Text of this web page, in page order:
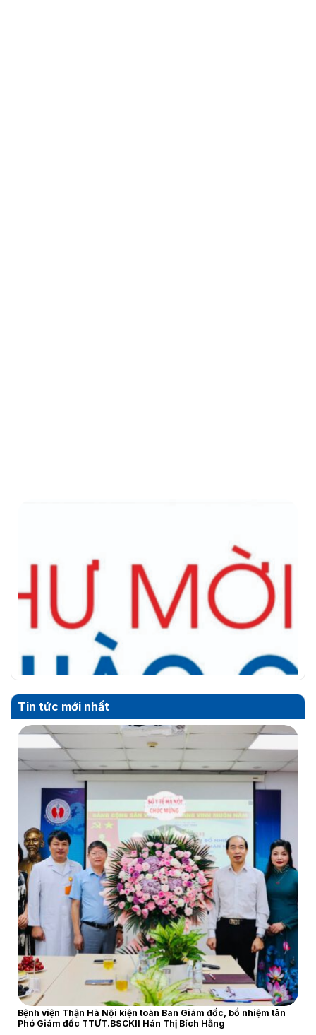
THƯ MỜI
Tin tức mới nhất
Bệnh viện Thận Hà Nội kiện toàn Ban Giám đốc, bổ nhiệm tân
Phó Giám đốc TTƯT.BSCKII Hán Thị Bích Hằng